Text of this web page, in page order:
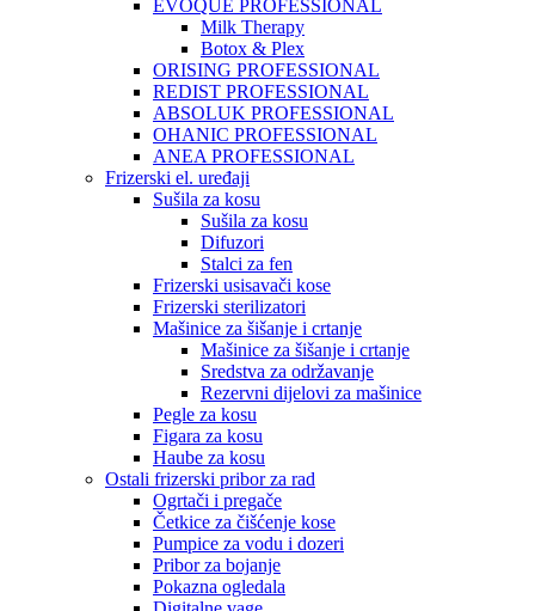
EVOQUE PROFESSIONAL
Milk Therapy
Botox & Plex
ORISING PROFESSIONAL
REDIST PROFESSIONAL
ABSOLUK PROFESSIONAL
OHANIC PROFESSIONAL
ANEA PROFESSIONAL
Frizerski el. uređaji
Sušila za kosu
Sušila za kosu
Difuzori
Stalci za fen
Frizerski usisavači kose
Frizerski sterilizatori
Mašinice za šišanje i crtanje
Mašinice za šišanje i crtanje
Sredstva za održavanje
Rezervni dijelovi za mašinice
Pegle za kosu
Figara za kosu
Haube za kosu
Ostali frizerski pribor za rad
Ogrtači i pregače
Četkice za čišćenje kose
Pumpice za vodu i dozeri
Pribor za bojanje
Pokazna ogledala